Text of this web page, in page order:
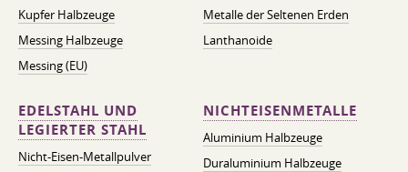
Kupfer Halbzeuge
Messing Halbzeuge
Messing (EU)
Metalle der Seltenen Erden
Lanthanoide
EDELSTAHL UND
LEGIERTER STAHL
Nicht-Eisen-Metallpulver
NICHTEISENMETALLE
Aluminium Halbzeuge
Duraluminium Halbzeuge